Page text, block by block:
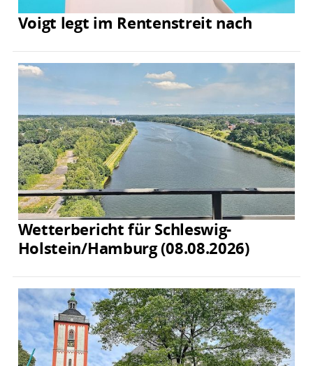
Voigt legt im Rentenstreit nach
Wetterbericht für Schleswig-
Holstein/Hamburg (08.08.2026)